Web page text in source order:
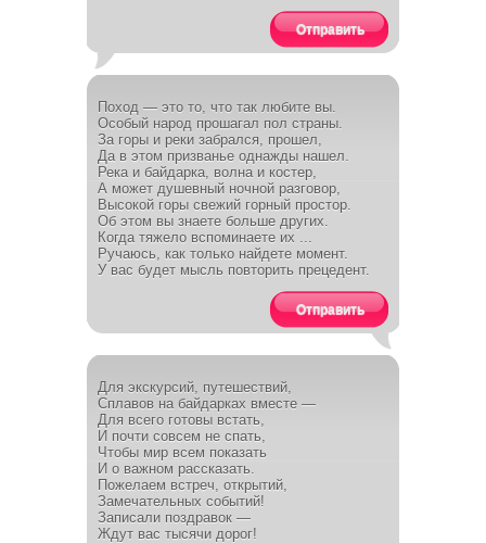
Отправить
Поход — это то, что так любите вы.
Особый народ прошагал пол страны.
За горы и реки забрался, прошел,
Да в этом призванье однажды нашел.
Река и байдарка, волна и костер,
А может душевный ночной разговор,
Высокой горы свежий горный простор.
Об этом вы знаете больше других.
Когда тяжело вспоминаете их ...
Ручаюсь, как только найдете момент.
У вас будет мысль повторить прецедент.
Отправить
Для экскурсий, путешествий,
Сплавов на байдарках вместе —
Для всего готовы встать,
И почти совсем не спать,
Чтобы мир всем показать
И о важном рассказать.
Пожелаем встреч, открытий,
Замечательных событий!
Записали поздравок —
Ждут вас тысячи дорог!